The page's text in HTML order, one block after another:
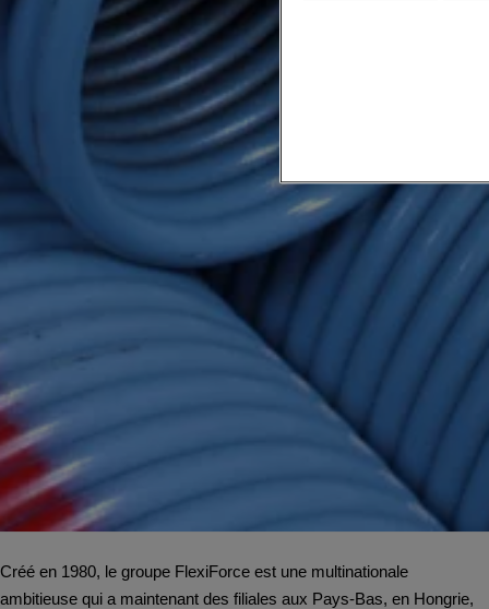
Créé en 1980, le groupe FlexiForce est une multinationale
ambitieuse qui a maintenant des filiales aux Pays-Bas, en Hongrie,